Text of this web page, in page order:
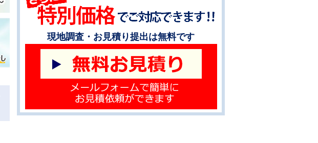
現地調査・お見積り提出は無料です